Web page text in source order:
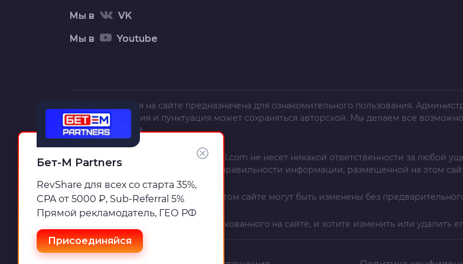
Мы в VK
Мы в Youtube
Вся информация на сайте предназначена для ознакомительного пользования.
текст, орфография и пунктуация может сохраняться авторской. Мы делаем все
полной и точной.
Администрация сайта trafficcardinal.com не несет никакой ответственности за любой
использования, неполноты или неправильности информации, размещенной на этом
Информация и рекомендации на этом сайте могут быть изменены без
Если вы – автор материала, опубликованного на сайте, и хотите изменить или удалить
Бет-М Partners
RevShare для всех со старта 35%,
CPA от 5000 ₽, Sub-Referral 5%
Прямой рекламодатель, ГЕО РФ
Присоединяйся